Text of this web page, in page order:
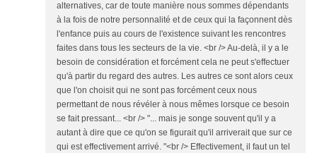
alternatives, car de toute manière nous sommes dépendants
à la fois de notre personnalité et de ceux qui la façonnent dès
l'enfance puis au cours de l'existence suivant les rencontres
faites dans tous les secteurs de la vie. <br /> Au-delà, il y a le
besoin de considération et forcément cela ne peut s'effectuer
qu'à partir du regard des autres. Les autres ce sont alors ceux
que l'on choisit qui ne sont pas forcément ceux nous
permettant de nous révéler à nous mêmes lorsque ce besoin
se fait pressant... <br /> "... mais je songe souvent qu'il y a
autant à dire que ce qu'on se figurait qu'il arriverait que sur ce
qui est effectivement arrivé. "<br /> Effectivement, il faut un tel